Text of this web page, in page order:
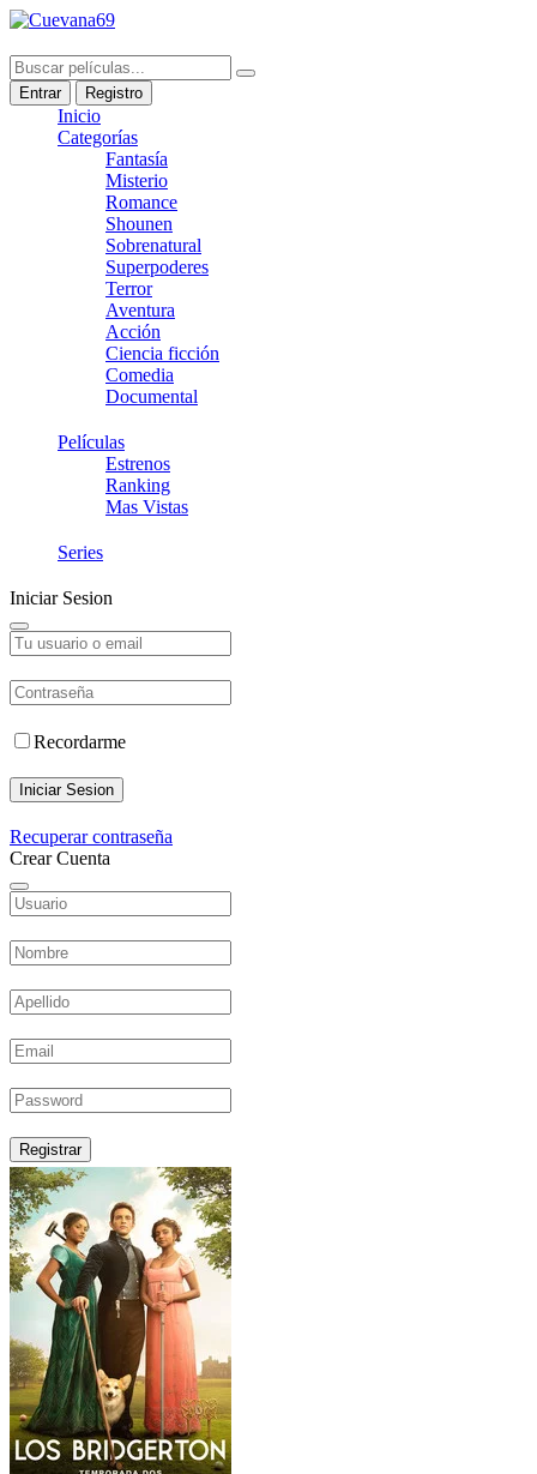
Entrar Registro
Inicio
Categorías
Fantasía
Misterio
Romance
Shounen
Sobrenatural
Superpoderes
Terror
Aventura
Acción
Ciencia ficción
Comedia
Documental
Películas
Estrenos
Ranking
Mas Vistas
Series
Iniciar Sesion
Recordarme
Iniciar Sesion
Recuperar contraseña
Crear Cuenta
Registrar